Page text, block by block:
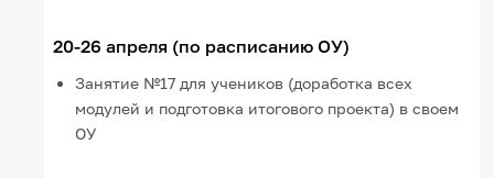
20-26 апреля (по расписанию ОУ)
Занятие №17 для учеников (доработка всех
модулей и подготовка итогового проекта) в своем
ОУ